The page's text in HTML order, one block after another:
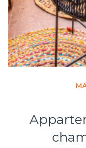
Appartement 3